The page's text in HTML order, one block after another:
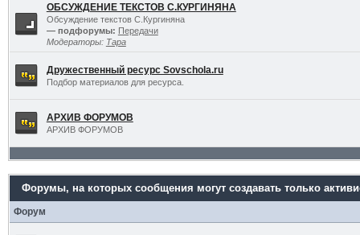
ОБСУЖДЕНИЕ ТЕКСТОВ С.КУРГИНЯНА
Обсуждение текстов С.Кургиняна
— подфорумы: Передачи
Модераторы: Тара
Дружественный ресурс Sovschola.ru
Подбор материалов для ресурса.
АРХИВ ФОРУМОВ
АРХИВ ФОРУМОВ
Форумы, на которых сообщения могут создавать только
Форум